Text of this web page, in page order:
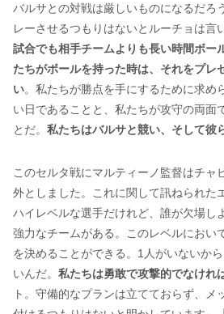
バルサとの対戦は厳しいものになるだろ
レーさせるつもりはないとルーチョは言
試合でも相手チームよりも長い時間ボー
たちがボールを持った時は、それをプレ
い。私たちが勝点を手にするために求め
い日であることと、私たちが攻守の両面
とだ。 私たちはバルサと競い、そして彼
このセルタ戦にマルティーノ監督はチャ
外としました。これに関して訊ねられた
ハイレベルな選手だけれど、誰が欠場し
強力なチームがある。このレベルにおい
を決めることができる。1人がいないか
いんだ。 私たちは勇敢で攻撃的でなけれ
ト。守備的なプランは立てておらず、メ